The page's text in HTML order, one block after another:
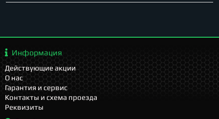
Информация
Действующие акции
О нас
Гарантия и сервис
Контакты и схема проезда
Реквизиты